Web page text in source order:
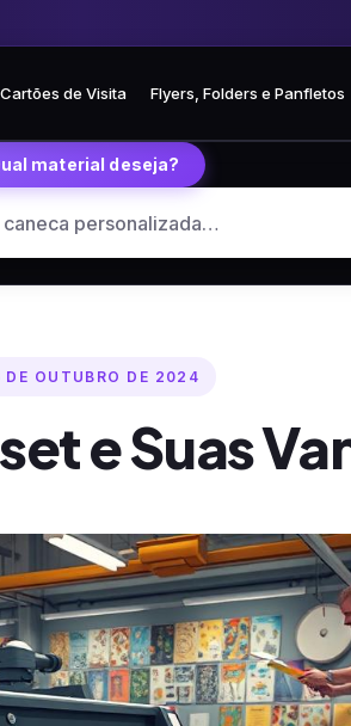
o Brasil
Cartões de Visita Flyers, Folders e Panfletos
material deseja?
DE OUTUBRO DE 2024
e Suas